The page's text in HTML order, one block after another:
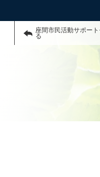
座間市民活動サポー
る